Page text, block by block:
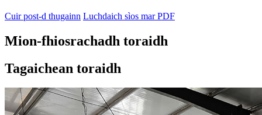
Cuir post-d thugainn Luchdaich sìos mar PDF
Mion-fhiosrachadh toraidh
Tagaichean toraidh